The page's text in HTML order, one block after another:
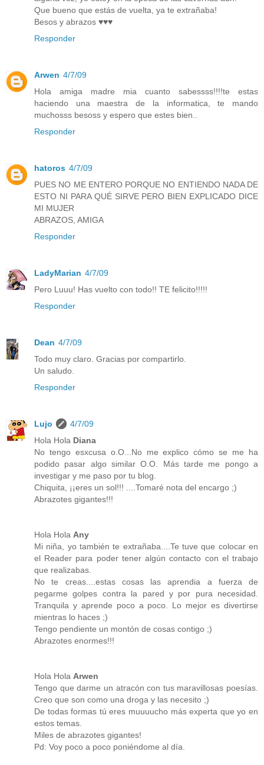
Que bueno que estás de vuelta, ya te extrañaba!
Besos y abrazos ♥♥♥
Responder
Arwen 4/7/09
Hola amiga madre mia cuanto sabessss!!!!te estas
haciendo una maestra de la informatica, te mando
muchosss besoss y espero que estes bien..
Responder
hatoros 4/7/09
PUES NO ME ENTERO PORQUE NO ENTIENDO NADA DE
ESTO NI PARA QUÉ SIRVE PERO BIEN EXPLICADO DICE
MI MUJER
ABRAZOS, AMIGA
Responder
LadyMarian 4/7/09
Pero Luuu! Has vuelto con todo!! TE felicito!!!!!
Responder
Dean 4/7/09
Todo muy claro. Gracias por compartirlo.
Un saludo.
Responder
Lujo
4/7/09
Hola Hola Diana
No tengo esxcusa o.O...No me explico cómo se me ha
podido pasar algo similar O.O. Más tarde me pongo a
investigar y me paso por tu blog.
Chiquita, ¡¡eres un sol!!! ....Tomaré nota del encargo ;)
Abrazotes gigantes!!!
Hola Hola Any
Mi niña, yo también te extrañaba....Te tuve que colocar en
el Reader para poder tener algún contacto con el trabajo
que realizabas.
No te creas....estas cosas las aprendia a fuerza de
pegarme golpes contra la pared y por pura necesidad.
Tranquila y aprende poco a poco. Lo mejor es divertirse
mientras lo haces ;)
Tengo pendiente un montón de cosas contigo ;)
Abrazotes enormes!!!
Hola Hola Arwen
Tengo que darme un atracón con tus maravillosas poesías.
Creo que son como una droga y las necesito ;)
De todas formas tú eres muuuucho más experta que yo en
estos temas.
Miles de abrazotes gigantes!
Pd: Voy poco a poco poniéndome al día.